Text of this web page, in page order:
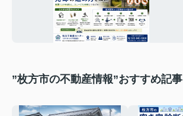
”枚方市の不動産情報”おすすめ記事